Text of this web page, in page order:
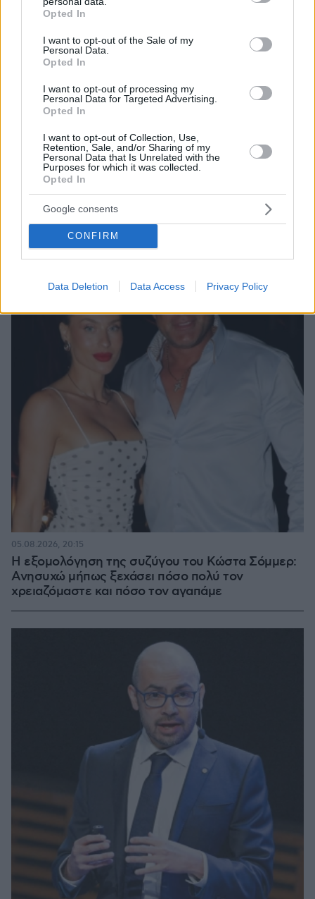
grant or deny consent to Google and its third-party tags to
use your data for below specified purposes in below Google
consent section.
Opted In
I want to opt-out of the Sale of my
Personal Data.
Opted In
I want to opt-out of processing my
Personal Data for Targeted Advertising.
Opted In
I want to opt-out of Collection, Use,
Retention, Sale, and/or Sharing of my
Personal Data that Is Unrelated with the
Purposes for which it was collected.
Opted In
Google consents
CONFIRM
Data Deletion Data Access Privacy Policy
«Τα παιδιά έχουν μια μικρή ίωση»: Το τελευταίο
μήνυμα της μητέρας στον πρώην σύζυγό της πριν
δολοφονήσει τα τέσσερα παιδιά τους
06.08.2026, 04:44
Η εξομολόγηση της συζύγου του Κώστα Σόμμερ:
Ανησυχώ μήπως ξεχάσει πόσο πολύ τον
χρειαζόμαστε και πόσο τον αγαπάμε
05.08.2026, 20:15